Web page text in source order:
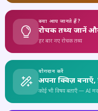
क्या आप जानते हैं?
रोचक तथ्य जानें
हर बार नए रोचक तथ्य
योगदान करें
अपना क्विज़ बनाएँ,
कोई भी विषय बताएँ — AI